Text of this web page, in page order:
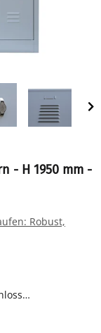
- H 1950 mm -
Robust,